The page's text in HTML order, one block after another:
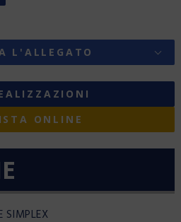
L'ALLEGATO
ONLINE
SIMPLEX